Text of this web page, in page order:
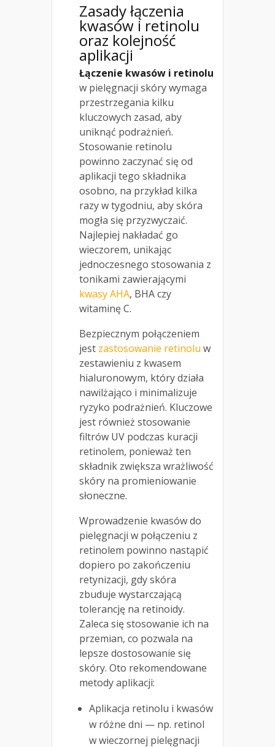
Zasady łączenia
kwasów i retinolu
oraz kolejność
aplikacji
Łączenie kwasów i retinolu
w pielęgnacji skóry wymaga
przestrzegania kilku
kluczowych zasad, aby
uniknąć podrażnień.
Stosowanie retinolu
powinno zaczynać się od
aplikacji tego składnika
osobno, na przykład kilka
razy w tygodniu, aby skóra
mogła się przyzwyczaić.
Najlepiej nakładać go
wieczorem, unikając
jednoczesnego stosowania z
tonikami zawierającymi
kwasy AHA, BHA czy
witaminę C.
Bezpiecznym połączeniem
jest zastosowanie retinolu w
zestawieniu z kwasem
hialuronowym, który działa
nawilżająco i minimalizuje
ryzyko podrażnień. Kluczowe
jest również stosowanie
filtrów UV podczas kuracji
retinolem, ponieważ ten
składnik zwiększa wrażliwość
skóry na promieniowanie
słoneczne.
Wprowadzenie kwasów do
pielęgnacji w połączeniu z
retinolem powinno nastąpić
dopiero po zakończeniu
retynizacji, gdy skóra
zbuduje wystarczającą
tolerancję na retinoidy.
Zaleca się stosowanie ich na
przemian, co pozwala na
lepsze dostosowanie się
skóry. Oto rekomendowane
metody aplikacji:
Aplikacja retinolu i kwasów
w różne dni — np. retinol
w wieczornej pielęgnacji